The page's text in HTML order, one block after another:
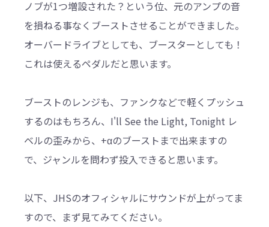
ノブが1つ増設された？という位、元のアンプの音
を損ねる事なくブーストさせることができました。
オーバードライブとしても、ブースターとしても！
これは使えるペダルだと思います。
ブーストのレンジも、ファンクなどで軽くプッシュ
するのはもちろん、I'll See the Light, Tonight レ
ベルの歪みから、+αのブーストまで出来ますの
で、ジャンルを問わず投入できると思います。
以下、JHSのオフィシャルにサウンドが上がってま
すので、まず見てみてください。